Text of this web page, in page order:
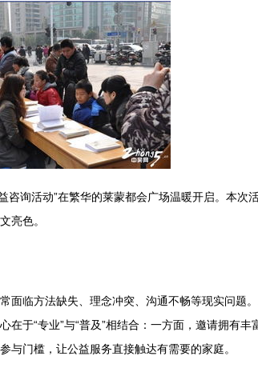
询活动”在繁华的莱蒙都会广场温暖开启。本
亮色。
临方法缺失、理念冲突、沟通不畅等现实问题
于“专业”与“普及”相结合：一方面，邀请拥有
门槛，让公益服务直接触达有需要的家庭。